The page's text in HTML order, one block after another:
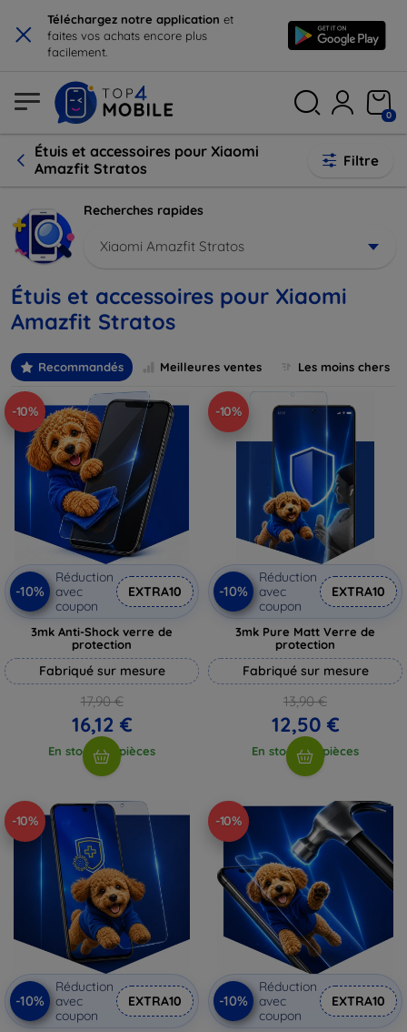
× Téléchargez notre application et
faites vos achats encore plus
facilement.
0
Étuis et accessoires pour Xiaomi
Amazfit Stratos
Filtre
Recherches rapides
Xiaomi Amazfit Stratos
Étuis et accessoires pour Xiaomi
Amazfit Stratos
Recommandés Meilleures ventes Les moins chers
-10%
-10%
Réduction
avec
coupon
EXTRA10
3mk Anti-Shock verre de
protection
Fabriqué sur mesure
17,90 €
16,12 €
En stock > 5 pièces
-10%
-10%
Réduction
avec
coupon
EXTRA10
3mk Pure Matt Verre de
protection
Fabriqué sur mesure
13,90 €
12,50 €
En stock > 5 pièces
-10%
-10%
Réduction
avec
coupon
EXTRA10
-10%
-10%
Réduction
avec
coupon
EXTRA10